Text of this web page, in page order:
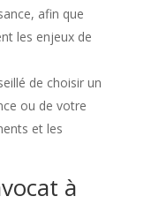
afin que
les enjeux de
de choisir un
ou de votre
et les
à